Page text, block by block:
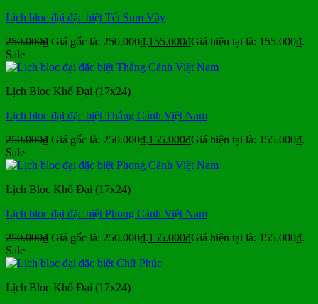
Lịch bloc đại đặc biệt Tết Sum Vầy
250.000₫ Giá gốc là: 250.000₫.155.000₫Giá hiện tại là: 155.000₫.
Sale
Lịch Bloc Khổ Đại (17x24)
Lịch bloc đại đặc biệt Thắng Cảnh Việt Nam
250.000₫ Giá gốc là: 250.000₫.155.000₫Giá hiện tại là: 155.000₫.
Sale
Lịch Bloc Khổ Đại (17x24)
Lịch bloc đại đặc biệt Phong Cảnh Việt Nam
250.000₫ Giá gốc là: 250.000₫.155.000₫Giá hiện tại là: 155.000₫.
Sale
Lịch Bloc Khổ Đại (17x24)